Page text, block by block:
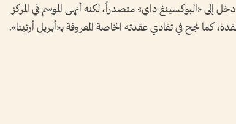
إلى «البوكسينغ داي» متصدراً، لكنه أنهى الموسم في المركز
كما نجح في تفادي عقدته الخاصة المعروفة بـ«أبريل أرتيتا».